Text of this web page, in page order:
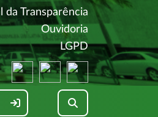
da Transparência (abre em
Ouvidoria (abre em
LGPD(abre em
(abre em nova janela)
(abre em nova janela)
(abre em nova
Pesquisar no site